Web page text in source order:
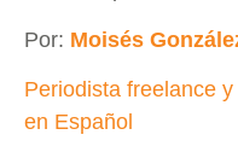
Por: Moisés
Periodista freelance
en Español